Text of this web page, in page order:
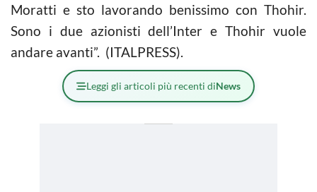
Moratti e sto lavorando benissimo con Thohir.
Sono i due azionisti dell’Inter e Thohir vuole
andare avanti”. (ITALPRESS).
Leggi gli articoli più recenti diNews